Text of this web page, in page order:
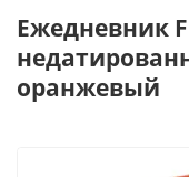
Ежедневник
оранжевый